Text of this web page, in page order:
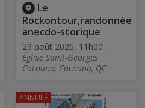
Le
Rockontour,randonnée
anecdo-storique
29 août 2026, 11h00
Église Saint-Georges
Cacouna, Cacouna, QC
ANNULÉ